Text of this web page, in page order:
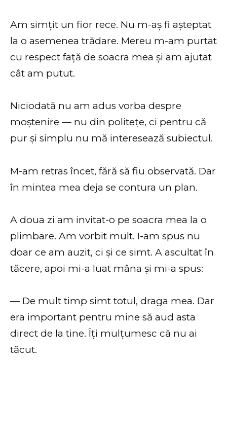
Am simțit un fior rece. Nu m-aș fi așteptat
la o asemenea trădare. Mereu m-am purtat
cu respect față de soacra mea și am ajutat
cât am putut.
Niciodată nu am adus vorba despre
moștenire — nu din politețe, ci pentru că
pur și simplu nu mă interesează subiectul.
M-am retras încet, fără să fiu observată. Dar
în mintea mea deja se contura un plan.
A doua zi am invitat-o pe soacra mea la o
plimbare. Am vorbit mult. I-am spus nu
doar ce am auzit, ci și ce simt. A ascultat în
tăcere, apoi mi-a luat mâna și mi-a spus:
— De mult timp simt totul, draga mea. Dar
era important pentru mine să aud asta
direct de la tine. Îți mulțumesc că nu ai
tăcut.